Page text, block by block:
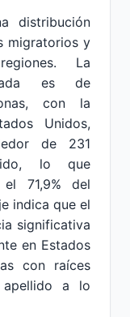
distribución
migratorios y
La
es de
con la
Unidos,
de 231
lo que
el 71,9% del
indica que el
significativa
en Estados
con raíces
apellido a lo